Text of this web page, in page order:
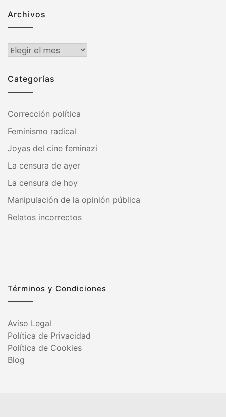
Archivos
Archivos
Categorías
Corrección política
Feminismo radical
Joyas del cine feminazi
La censura de ayer
La censura de hoy
Manipulación de la opinión pública
Relatos incorrectos
Términos y Condiciones
Aviso Legal
Política de Privacidad
Política de Cookies
Blog